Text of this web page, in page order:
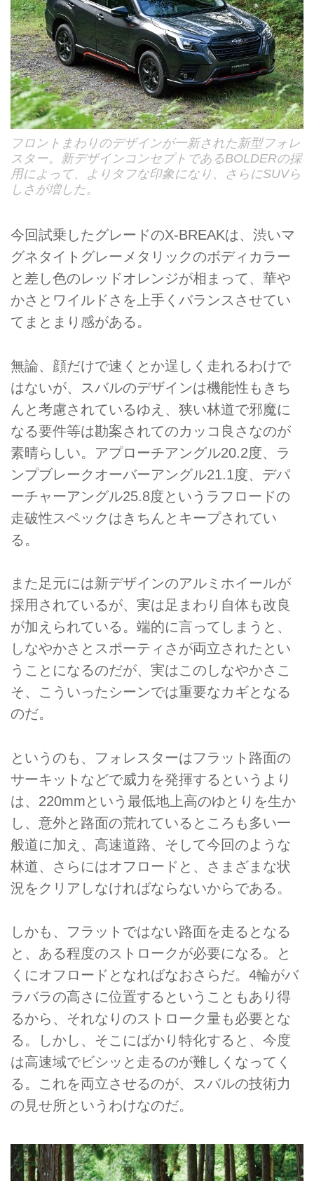
フロントまわりのデザインが一新された新型フォレ
スター。新デザインコンセプトであるBOLDERの採
用によって、よりタフな印象になり、さらにSUVら
しさが増した。
今回試乗したグレードのX-BREAKは、渋いマ
グネタイトグレーメタリックのボディカラー
と差し色のレッドオレンジが相まって、華や
かさとワイルドさを上手くバランスさせてい
てまとまり感がある。
無論、顔だけで速くとか逞しく走れるわけで
はないが、スバルのデザインは機能性もきち
んと考慮されているゆえ、狭い林道で邪魔に
なる要件等は勘案されてのカッコ良さなのが
素晴らしい。アプローチアングル20.2度、ラ
ンプブレークオーバーアングル21.1度、デパ
ーチャーアングル25.8度というラフロードの
走破性スペックはきちんとキープされてい
る。
また足元には新デザインのアルミホイールが
採用されているが、実は足まわり自体も改良
が加えられている。端的に言ってしまうと、
しなやかさとスポーティさが両立されたとい
うことになるのだが、実はこのしなやかさこ
そ、こういったシーンでは重要なカギとなる
のだ。
というのも、フォレスターはフラット路面の
サーキットなどで威力を発揮するというより
は、220mmという最低地上高のゆとりを生か
し、意外と路面の荒れているところも多い一
般道に加え、高速道路、そして今回のような
林道、さらにはオフロードと、さまざまな状
況をクリアしなければならないからである。
しかも、フラットではない路面を走るとなる
と、ある程度のストロークが必要になる。と
くにオフロードとなればなおさらだ。4輪がバ
ラバラの高さに位置するということもあり得
るから、それなりのストローク量も必要とな
る。しかし、そこにばかり特化すると、今度
は高速域でビシッと走るのが難しくなってく
る。これを両立させるのが、スバルの技術力
の見せ所というわけなのだ。